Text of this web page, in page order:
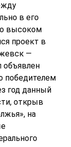
в его
о высоком
проект в
—
объявлен
победителем
год данный
открыв
на